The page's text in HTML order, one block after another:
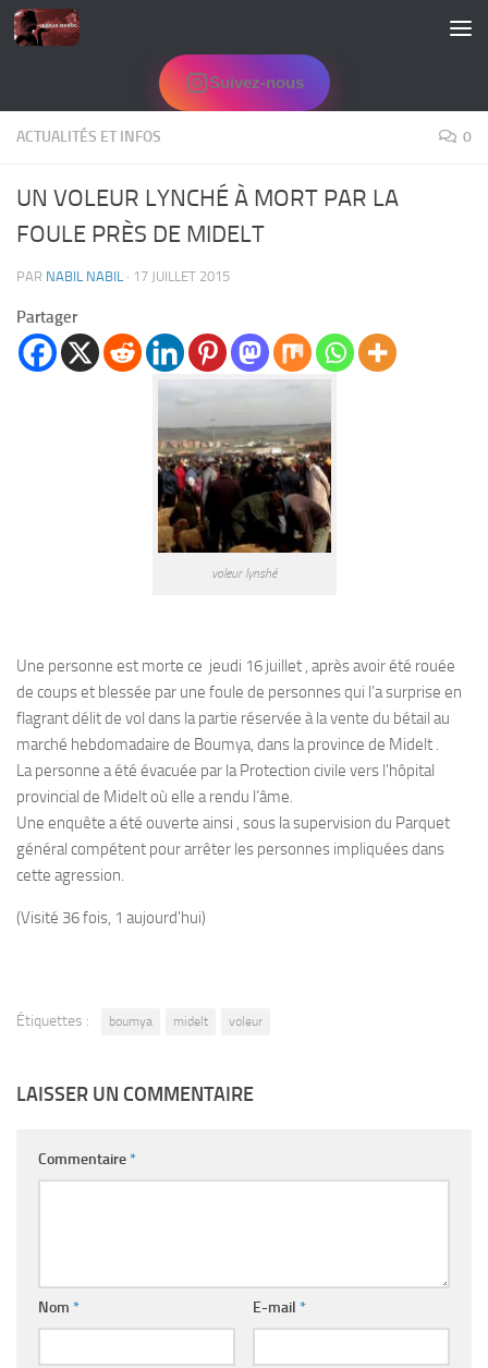
Skip to content
Suivez-nous
ACTUALITÉS ET INFOS 0
UN VOLEUR LYNCHÉ À MORT PAR LA
FOULE PRÈS DE MIDELT
PAR NABIL NABIL · 17 JUILLET 2015
Partager
voleur lynshé
Une personne est morte ce jeudi 16 juillet , après avoir été rouée
de coups et blessée par une foule de personnes qui l’a surprise en
flagrant délit de vol dans la partie réservée à la vente du bétail au
marché hebdomadaire de Boumya, dans la province de Midelt .
La personne a été évacuée par la Protection civile vers l’hôpital
provincial de Midelt où elle a rendu l’âme.
Une enquête a été ouverte ainsi , sous la supervision du Parquet
général compétent pour arrêter les personnes impliquées dans
cette agression.
(Visité 36 fois, 1 aujourd'hui)
Étiquettes : boumya midelt voleur
LAISSER UN COMMENTAIRE
Commentaire*
Nom * E-mail *